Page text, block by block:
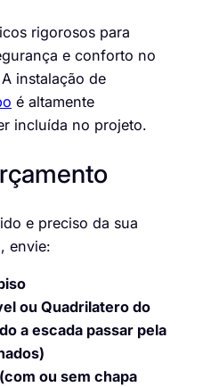
rigorosos para
e conforto no
instalação de
é altamente
incluída no projeto.
e preciso da sua
envie:
ou Quadrilatero do
a escada passar pela
ou sem chapa